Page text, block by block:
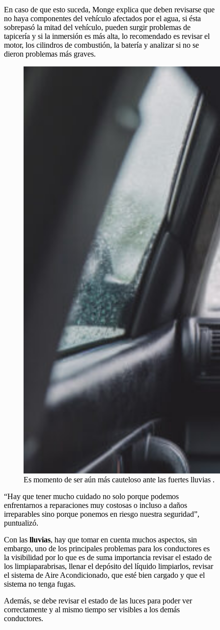
En caso de que esto suceda, Monge explica que deben revisarse que
no haya componentes del vehículo afectados por el agua, si ésta
sobrepasó la mitad del vehículo, pueden surgir problemas de
tapicería y si la inmersión es más alta, lo recomendado es revisar el
motor, los cilindros de combustión, la batería y analizar si no se
dieron problemas más graves.
Es momento de ser aún más cauteloso ante las fuertes lluvias .
“Hay que tener mucho cuidado no solo porque podemos
enfrentarnos a reparaciones muy costosas o incluso a daños
irreparables sino porque ponemos en riesgo nuestra seguridad”,
puntualizó.
Con las lluvias, hay que tomar en cuenta muchos aspectos, sin
embargo, uno de los principales problemas para los conductores es
la visibilidad por lo que es de suma importancia revisar el estado de
los limpiaparabrisas, llenar el depósito del líquido limpiarlos, revisar
el sistema de Aire Acondicionado, que esté bien cargado y que el
sistema no tenga fugas.
Además, se debe revisar el estado de las luces para poder ver
correctamente y al mismo tiempo ser visibles a los demás
conductores.